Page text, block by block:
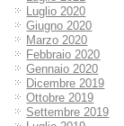
Luglio 2020
Giugno 2020
Marzo 2020
Febbraio 2020
Gennaio 2020
Dicembre 2019
Ottobre 2019
Settembre 2019